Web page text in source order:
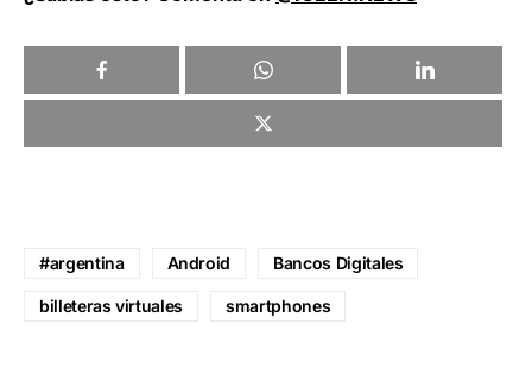
#argentina Android Bancos Digitales
billeteras virtuales smartphones